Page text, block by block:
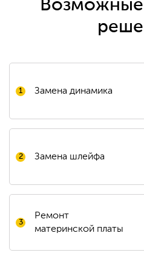
Возможные
1 Замена динамика
2 Замена шлейфа
3
Ремонт
материнской платы